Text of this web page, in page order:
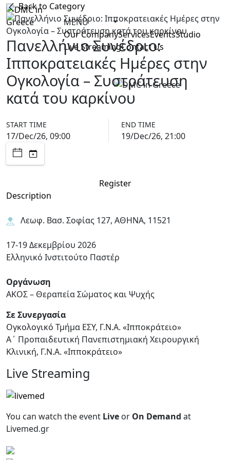
MENU
Our CompanyServicesEventsStudio
Live StreamingContact Us
Back to Category
Πανελλήνιο Συνέδριο:
Ιπποκρατειακές Ημέρες στην
Ογκολογία – Συστράτευση
κατά του καρκίνου
START TIME
17/Dec/26, 09:00
END TIME
19/Dec/26, 21:00
Register
Description
Λεωφ. Βασ. Σοφίας 127, ΑΘΗΝΑ, 11521
17-19 Δεκεμβρίου 2026
Ελληνικό Ινστιτούτο Παστέρ
Οργάνωση
ΑΚΟΣ – Θεραπεία Σώματος και Ψυχής
Σε Συνεργασία
Ογκολογικό Τμήμα ΕΣΥ, Γ.Ν.Α. «Ιπποκράτειο»
Α΄ Προπαιδευτική Πανεπιστημιακή Χειρουργική
Κλινική, Γ.Ν.Α. «Ιπποκράτειο»
Live Streaming
You can watch the event Live or On Demand at
Livemed.gr